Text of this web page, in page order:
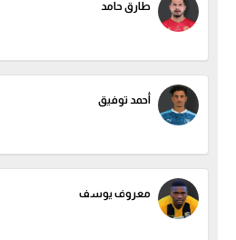
طارق حامد
أحمد توفيق
معروف يوسف